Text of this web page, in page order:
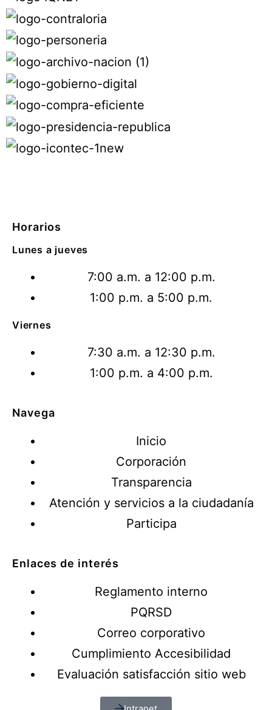
Horarios
Lunes a jueves
7:00 a.m. a 12:00 p.m.
1:00 p.m. a 5:00 p.m.
Viernes
7:30 a.m. a 12:30 p.m.
1:00 p.m. a 4:00 p.m.
Navega
Inicio
Corporación
Transparencia
Atención y servicios a la ciudadanía
Participa
Enlaces de interés
Reglamento interno
PQRSD
Correo corporativo
Cumplimiento Accesibilidad
Evaluación satisfacción sitio web